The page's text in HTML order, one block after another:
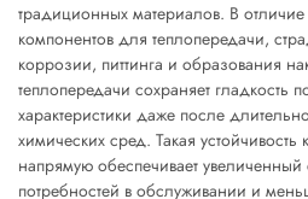
традиционных материалов. В отличие
компонентов для теплопередачи,
коррозии, питтинга и образования
теплопередачи сохраняет гладкость
характеристики даже после
химических сред. Такая
напрямую обеспечивает
потребностей в обслуживании и